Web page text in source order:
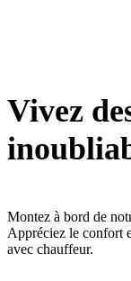
Vivez
Montez à bord de
Appréciez le confort
avec chauffeur.